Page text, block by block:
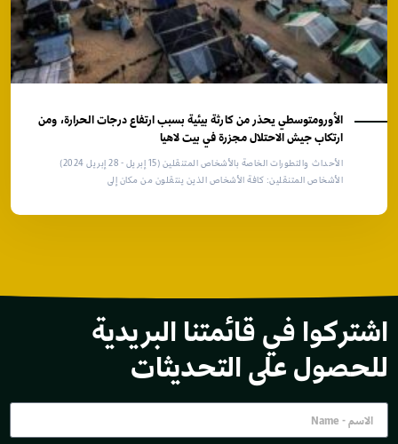
الأورومتوسطي يحذر من كارثة بيئية بسبب ارتفاع درجات الحرارة، ومن
ارتكاب جيش الاحتلال مجزرة في بيت لاهيا
الأحداث والتطورات الخاصة بالأشخاص المتنقلين (15 إبريل - 28 إبريل 2024)
الأشخاص المتنقلين: كافة الأشخاص الذين ينتقلون من مكان إلى
اشتركوا في قائمتنا البريدية
للحصول على التحديثات